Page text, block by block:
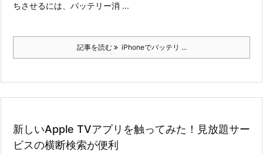
ちさせるには、バッテリー消 ...
記事を読む iPhoneでバッテリ ...
新しいApple TVアプリを触ってみた！見放題サー
ビスの横断検索が便利